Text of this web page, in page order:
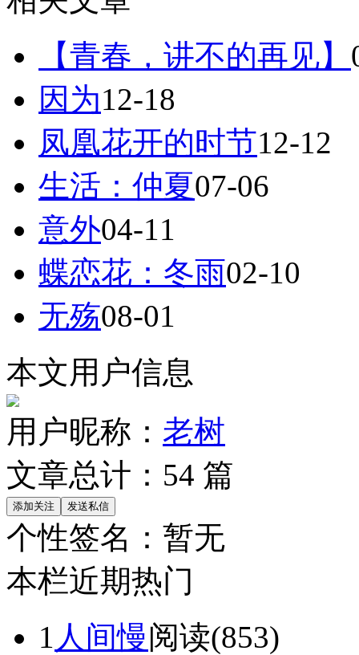
【青春，讲不的再见】
因为12-18
凤凰花开的时节12-12
生活：仲夏07-06
意外04-11
蝶恋花：冬雨02-10
无殇08-01
本文用户信息
用户昵称： 老树
文章总计： 54 篇
个性签名： 暂无
本栏近期热门
1 人间慢阅读(853)